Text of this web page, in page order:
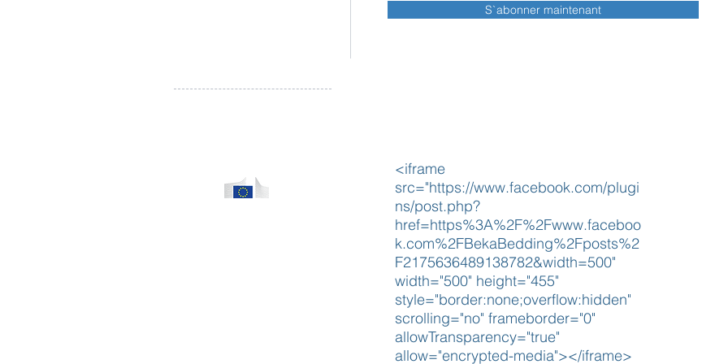
S`abonner maintenant
<iframe
src="https://www.facebook.com/plugi
ns/post.php?
href=https%3A%2F%2Fwww.faceboo
k.com%2FBekaBedding%2Fposts%2
F2175636489138782&width=500"
width="500" height="455"
style="border:none;overflow:hidden"
scrolling="no" frameborder="0"
allowTransparency="true"
allow="encrypted-media"></iframe>